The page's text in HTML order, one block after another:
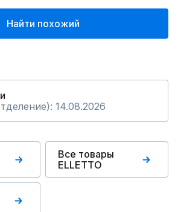
Найти похожий
14.08.2026
Все товары
ELLETTO